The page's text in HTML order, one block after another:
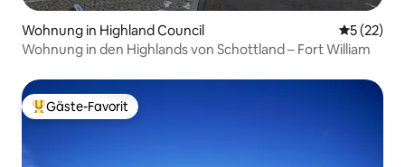
Wohnung in Highland Council
5 (22)
Wohnung in den Highlands von Schottland – Fort William
Beliebter Gäste-Favorit.
Gäste-Favorit